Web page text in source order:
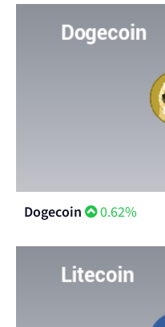
Dogecoin 0.62%